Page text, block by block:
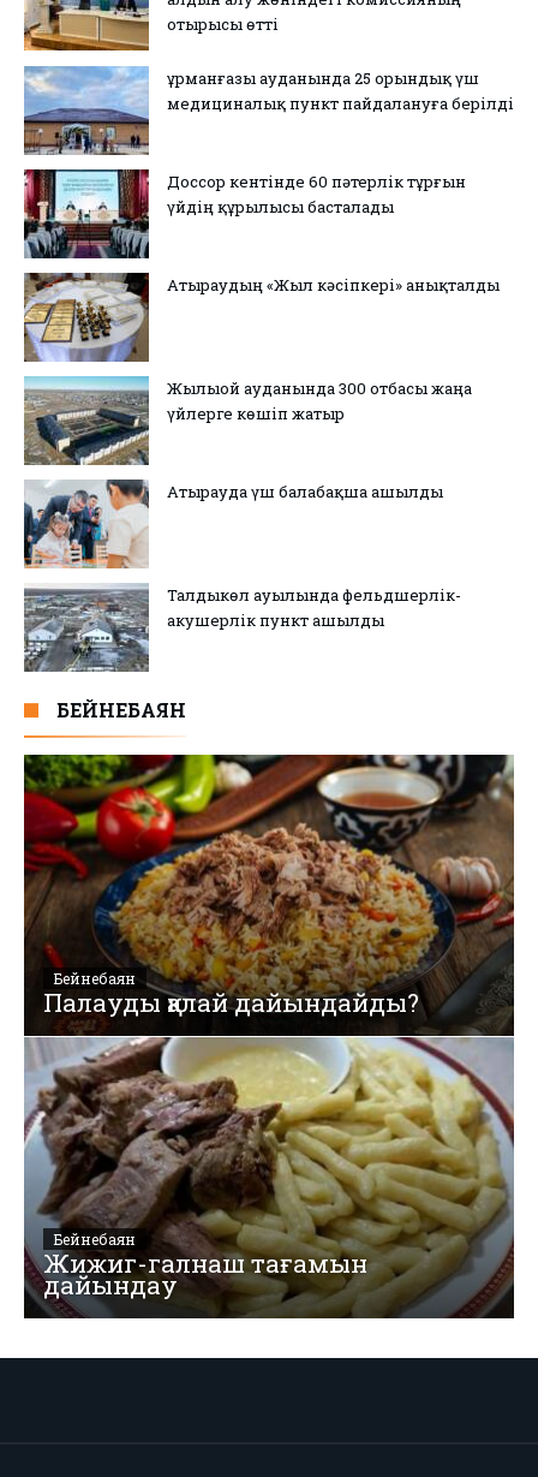
отырысы өтті
Құрманғазы ауданында 25 орындық үш
медициналық пункт пайдалануға берілді
Доссор кентінде 60 пәтерлік тұрғын
үйдің құрылысы басталады
Атыраудың «Жыл кәсіпкері» анықталды
Жылыой ауданында 300 отбасы жаңа
үйлерге көшіп жатыр
Атырауда үш балабақша ашылды
Талдыкөл ауылында фельдшерлік-
акушерлік пункт ашылды
БЕЙНЕБАЯН
Бейнебаян
Палауды қалай дайындайды?
Бейнебаян
Жижиг-галнаш тағамын
дайындау